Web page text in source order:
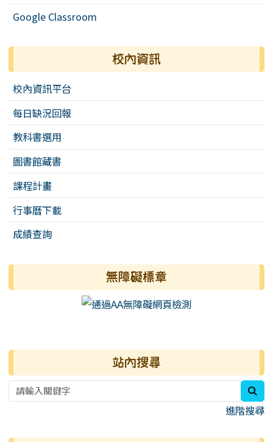
Google Classroom
校內資訊
校內資訊平台
每日缺況回報
教科書選用
圖書館藏書
課程計畫
行事曆下載
成績查詢
無障礙標章
右邊區域內容 站內搜尋
進階搜尋